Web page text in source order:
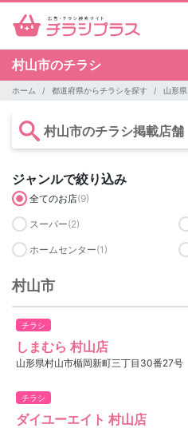
村山市のチラシ
ホーム 都道府県からチラシを探す 山形県
村山市のチラシ掲載店舗
ジャンルで絞り込み
全てのお店(9)
スーパー(2)
ホームセンター(1)
村山市
チラシ
しまむら 村山店
山形県村山市楯岡新町三丁目30番27号
チラシ
ダイユーエイト 村山店